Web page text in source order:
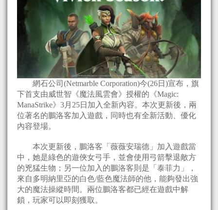
網石公司(Netmarble Corporation)今(26日)宣布，旗
下首支由威世智《魔法風雲會》授權的《Magic:
ManaStrike》3月25日加入全新內容。本次更新後，兩
位著名的鵬洛客加入遊戲，同時也有全新活動、優化
內容登場。
本次更新後，鵬洛客「薇薇安瑞德」加入遊戲當
中，她是綠色的遊俠女弓手，並會使用弓箭擊退敵方
的兇猛生物；另一位加入的鵬洛客則是「泰菲力」，
來自多明納里亞的白色/藍色魔法師的他，能夠發出強
大的魔法操縱時間。兩位鵬洛客都已經在遊戲中解
鎖，玩家可以即刻獲取。